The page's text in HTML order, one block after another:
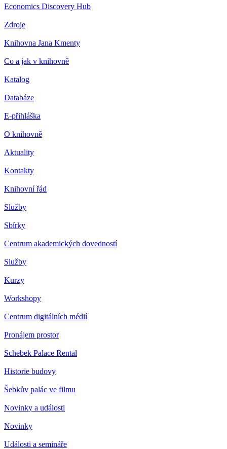
Economics Discovery Hub
Zdroje
Knihovna Jana Kmenty
Co a jak v knihovně
Katalog
Databáze
E-přihláška
O knihovně
Aktuality
Kontakty
Knihovní řád
Služby
Sbírky
Centrum akademických dovedností
Služby
Kurzy
Workshopy
Centrum digitálních médií
Pronájem prostor
Schebek Palace Rental
Historie budovy
Šebkův palác ve filmu
Novinky a události
Novinky
Události a semináře